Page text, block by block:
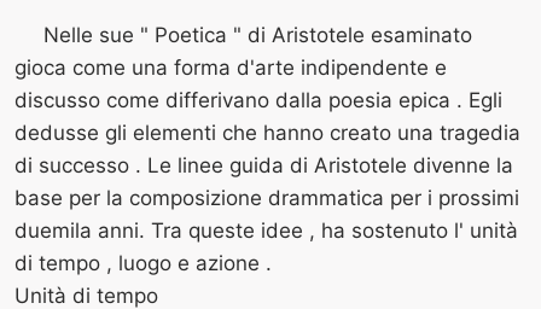
Nelle sue " Poetica " di Aristotele esaminato
gioca come una forma d'arte indipendente e
discusso come differivano dalla poesia epica . Egli
dedusse gli elementi che hanno creato una tragedia
di successo . Le linee guida di Aristotele divenne la
base per la composizione drammatica per i prossimi
duemila anni. Tra queste idee , ha sostenuto l' unità
di tempo , luogo e azione .
Unità di tempo